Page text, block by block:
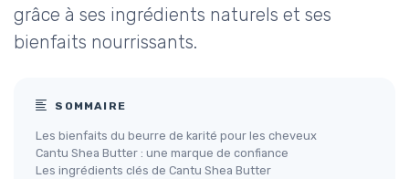
grâce à ses ingrédients naturels et ses
bienfaits nourrissants.
SOMMAIRE
Les bienfaits du beurre de karité pour les cheveux
Cantu Shea Butter : une marque de confiance
Les ingrédients clés de Cantu Shea Butter